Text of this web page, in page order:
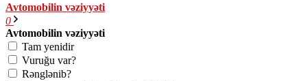
Avtomobilin vəziyyəti
0
Avtomobilin vəziyyəti
Tam yenidir
Vuruğu var?
Rənglənib?